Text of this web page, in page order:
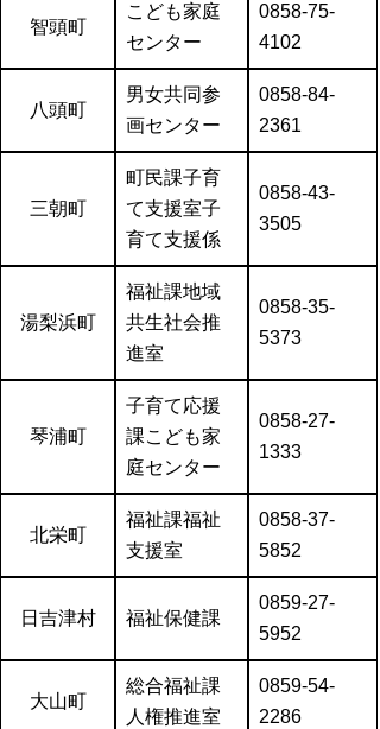
智頭町
こども家庭
センター
0858-75-
4102
八頭町
男女共同参
画センター
0858-84-
2361
三朝町
町民課子育
て支援室子
育て支援係
0858-43-
3505
湯梨浜町
福祉課地域
共生社会推
進室
0858-35-
5373
琴浦町
子育て応援
課こども家
庭センター
0858-27-
1333
北栄町
福祉課福祉
支援室
0858-37-
5852
日吉津村 福祉保健課
0859-27-
5952
大山町
総合福祉課
人権推進室
0859-54-
2286